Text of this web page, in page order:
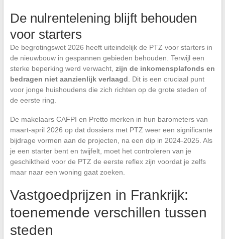
De nulrentelening blijft behouden
voor starters
De begrotingswet 2026 heeft uiteindelijk de PTZ voor starters in
de nieuwbouw in gespannen gebieden behouden. Terwijl een
sterke beperking werd verwacht, zijn de inkomensplafonds en
bedragen niet aanzienlijk verlaagd . Dit is een cruciaal punt
voor jonge huishoudens die zich richten op de grote steden of
de eerste ring.
De makelaars CAFPI en Pretto merken in hun barometers van
maart-april 2026 op dat dossiers met PTZ weer een significante
bijdrage vormen aan de projecten, na een dip in 2024-2025. Als
je een starter bent en twijfelt, moet het controleren van je
geschiktheid voor de PTZ de eerste reflex zijn voordat je zelfs
maar naar een woning gaat zoeken.
Vastgoedprijzen in Frankrijk:
toenemende verschillen tussen
steden